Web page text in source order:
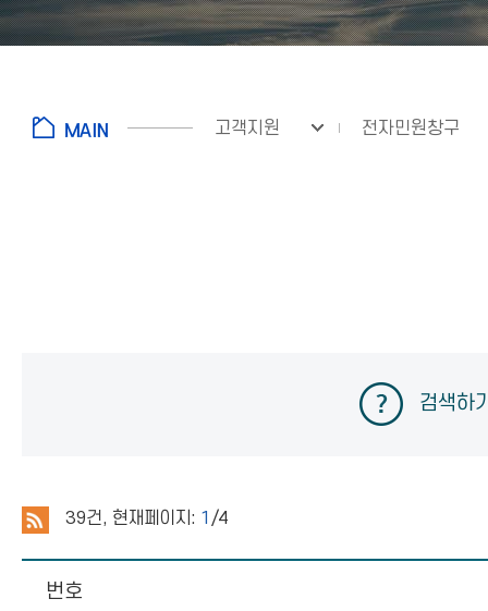
고객지원 전자민원창구
검색하
39건, 현재페이지: 1 /4
번호